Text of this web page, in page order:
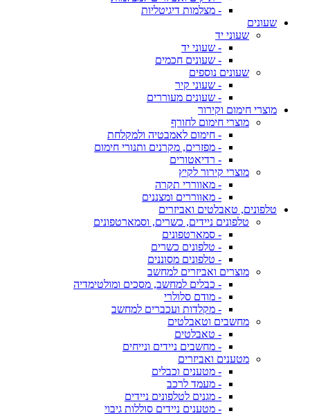
- מצלמות דיגיטליות
שעונים
שעוני יד
- שעוני יד
- שעונים חכמים
שעונים נוספים
- שעוני קיר
- שעונים מעוררים
מוצרי חימום וקירור
מוצרי חימום לחורף
- חימום לאמבטיה ולמקלחת
- מפזרים, מקרנים ותנורי חימום
- רדיאטורים
מוצרי קירור לקיץ
- מאווררי תקרה
- מאווררים ומצננים
טלפונים, טאבלטים ואביזרים
טלפונים ניידים, כשרים, וסמארטפונים
- סמארטפונים
- טלפונים כשרים
- טלפונים מסוננים
מוצרים ואביזרים למחשב
- כבלים למחשב, מסכים ומולטימדיה
- מודם סלולרי
- מקלדות ועכברים למחשב
מחשבים וטאבלטים
- טאבלטים
- מחשבים ניידים ונייחים
מטענים ואביזרים
- מטענים וכבלים
- מעמד לרכב
- מגנים לטלפונים ניידים
- מטענים ניידים סוללות גיבוי